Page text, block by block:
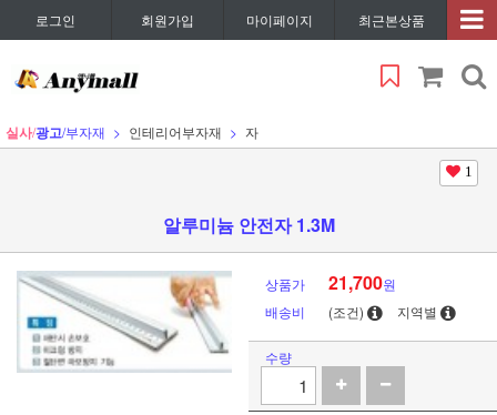
로그인 회원가입 마이페이지 최근본상품
실사/광고/부자재 인테리어부자재 자
1
알루미늄 안전자 1.3M
상품가 21,700원
배송비
(조건) 지역별
수량